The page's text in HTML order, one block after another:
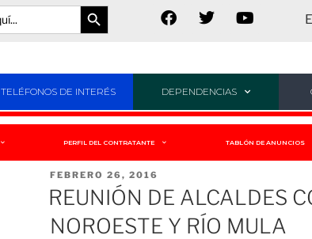
Botón de búsqueda
TELÉFONOS DE INTERÉS DEPENDENCIAS
PERFIL DEL CONTRATANTE TABLÓN DE ANUNCIOS
FEBRERO 26, 2016
REUNIÓN DE ALCALDES
NOROESTE Y RÍO MULA